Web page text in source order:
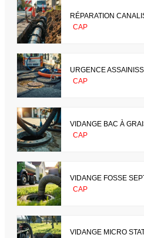
RÉPARATION
CAP
URGENCE
CAP
VIDANGE BAC À
CAP
VIDANGE FOSSE
CAP
VIDANGE MICRO